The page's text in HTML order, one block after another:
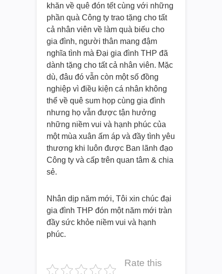
khăn về quê đón tết cùng với những
phần quà Công ty trao tặng cho tất
cả nhân viên về làm quà biếu cho
gia đình, người thân mang đậm
nghĩa tình mà Đại gia đình THP đã
dành tặng cho tất cả nhân viên. Mặc
dù, đâu đó vẫn còn một số đồng
nghiệp vì điều kiện cá nhân không
thể về quê sum họp cùng gia đình
nhưng họ vẫn được tận hưởng
những niềm vui và hạnh phúc của
một mùa xuân ấm áp và đầy tình yêu
thương khi luôn được Ban lãnh đạo
Công ty và cấp trên quan tâm & chia
sẻ.
Nhân dịp năm mới, Tôi xin chúc đại
gia đình THP đón một năm mới tràn
đầy sức khỏe niềm vui và hạnh
phúc.
Rate this